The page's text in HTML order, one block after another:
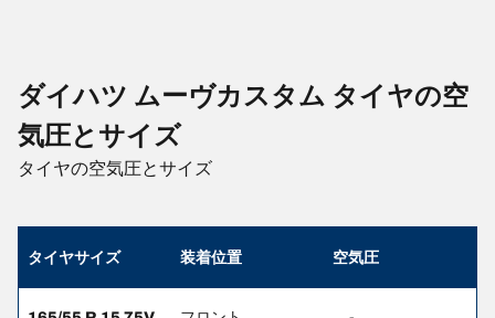
ダイハツ ムーヴカスタム タイヤの空
気圧とサイズ
タイヤの空気圧とサイズ
タイヤサイズ 装着位置 空気圧